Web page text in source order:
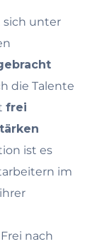
sich unter
die Talente
frei
ist es
im
Frei nach